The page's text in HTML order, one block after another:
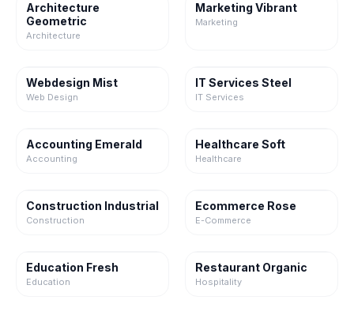
Architecture
Geometric
Architecture
Marketing Vibrant
Marketing
Webdesign Mist
Web Design
IT Services Steel
IT Services
Accounting Emerald
Accounting
Healthcare Soft
Healthcare
Construction Industrial
Construction
Ecommerce Rose
E-Commerce
Education Fresh
Education
Restaurant Organic
Hospitality